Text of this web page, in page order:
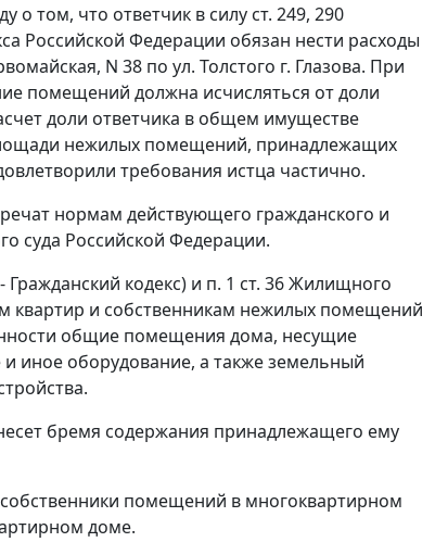
о том, что ответчик в силу ст. 249, 290
Российской Федерации обязан нести расходы
N 38 по ул. Толстого г. Глазова. При
помещений должна исчисляться от доли
доли ответчика в общем имуществе
нежилых помещений, принадлежащих
требования истца частично.
нормам действующего гражданского и
суда Российской Федерации.
кодекс) и п. 1 ст. 36Жилищного
квартир и собственникам нежилых помещений
общие помещения дома, несущие
и иное оборудование, а также земельный
бремя содержания принадлежащего ему
помещений в многоквартирном
доме.